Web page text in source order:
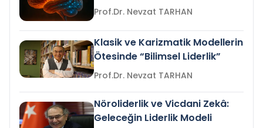
Prof.Dr. Nevzat TARHAN
Klasik ve Karizmatik Modellerin
Ötesinde “Bilimsel Liderlik”
Prof.Dr. Nevzat TARHAN
Nöroliderlik ve Vicdani Zekâ:
Geleceğin Liderlik Modeli